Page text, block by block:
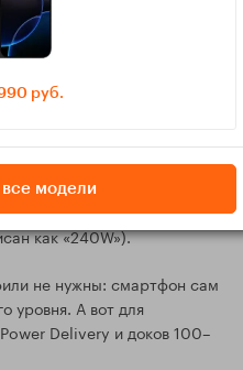
о профиле: напряжении
= 100 Вт.
кабель с e‑marker и
как «240W»).
не нужны: смартфон сам
уровня. А вот для
Delivery и доков 100–
руб.
модели